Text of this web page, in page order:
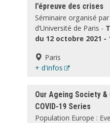
l’épreuve des crises
Séminaire organisé
d’Université de Paris -
du 12 octobre 2021 -
Paris
+ d'infos
Our Ageing Society &
COVID-19 Series
Population Europe :